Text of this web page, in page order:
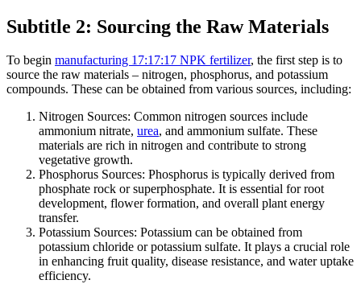
Subtitle 2: Sourcing the Raw Materials
To begin manufacturing 17:17:17 NPK fertilizer, the first step is to
source the raw materials – nitrogen, phosphorus, and potassium
compounds. These can be obtained from various sources, including:
Nitrogen Sources: Common nitrogen sources include
ammonium nitrate, urea, and ammonium sulfate. These
materials are rich in nitrogen and contribute to strong
vegetative growth.
Phosphorus Sources: Phosphorus is typically derived from
phosphate rock or superphosphate. It is essential for root
development, flower formation, and overall plant energy
transfer.
Potassium Sources: Potassium can be obtained from
potassium chloride or potassium sulfate. It plays a crucial role
in enhancing fruit quality, disease resistance, and water uptake
efficiency.